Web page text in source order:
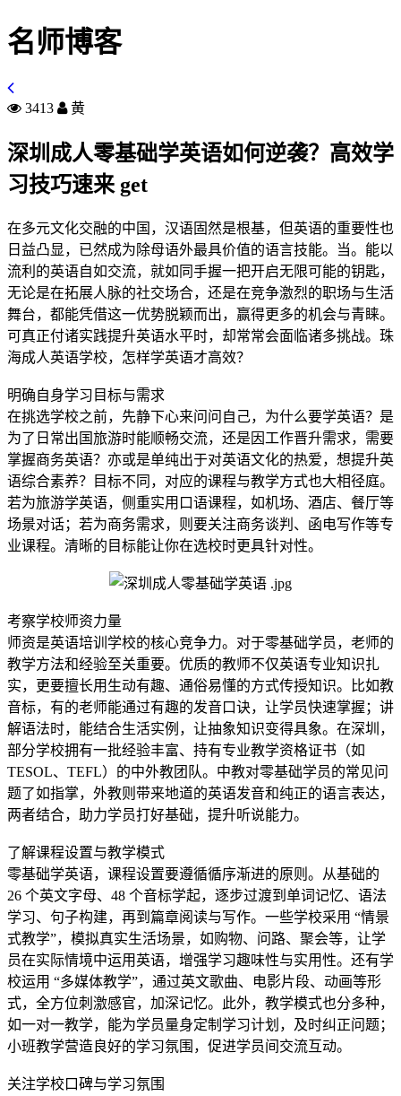
名师博客
3413 黄
深圳成人零基础学英语如何逆袭？高效学
习技巧速来 get
在多元文化交融的中国，汉语固然是根基，但英语的重要性也
日益凸显，已然成为除母语外最具价值的语言技能。当。能以
流利的英语自如交流，就如同手握一把开启无限可能的钥匙，
无论是在拓展人脉的社交场合，还是在竞争激烈的职场与生活
舞台，都能凭借这一优势脱颖而出，赢得更多的机会与青睐。
可真正付诸实践提升英语水平时，却常常会面临诸多挑战。珠
海成人英语学校，怎样学英语才高效？
明确自身学习目标与需求
在挑选学校之前，先静下心来问问自己，为什么要学英语？是
为了日常出国旅游时能顺畅交流，还是因工作晋升需求，需要
掌握商务英语？亦或是单纯出于对英语文化的热爱，想提升英
语综合素养？目标不同，对应的课程与教学方式也大相径庭。
若为旅游学英语，侧重实用口语课程，如机场、酒店、餐厅等
场景对话；若为商务需求，则要关注商务谈判、函电写作等专
业课程。清晰的目标能让你在选校时更具针对性。
考察学校师资力量
师资是英语培训学校的核心竞争力。对于零基础学员，老师的
教学方法和经验至关重要。优质的教师不仅英语专业知识扎
实，更要擅长用生动有趣、通俗易懂的方式传授知识。比如教
音标，有的老师能通过有趣的发音口诀，让学员快速掌握；讲
解语法时，能结合生活实例，让抽象知识变得具象。在深圳，
部分学校拥有一批经验丰富、持有专业教学资格证书（如
TESOL、TEFL）的中外教团队。中教对零基础学员的常见问
题了如指掌，外教则带来地道的英语发音和纯正的语言表达，
两者结合，助力学员打好基础，提升听说能力。
了解课程设置与教学模式
零基础学英语，课程设置要遵循循序渐进的原则。从基础的
26 个英文字母、48 个音标学起，逐步过渡到单词记忆、语法
学习、句子构建，再到篇章阅读与写作。一些学校采用 “情景
式教学”，模拟真实生活场景，如购物、问路、聚会等，让学
员在实际情境中运用英语，增强学习趣味性与实用性。还有学
校运用 “多媒体教学”，通过英文歌曲、电影片段、动画等形
式，全方位刺激感官，加深记忆。此外，教学模式也分多种，
如一对一教学，能为学员量身定制学习计划，及时纠正问题；
小班教学营造良好的学习氛围，促进学员间交流互动。
关注学校口碑与学习氛围